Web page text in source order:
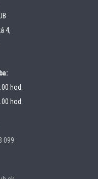
4,
hod.
hod.
099